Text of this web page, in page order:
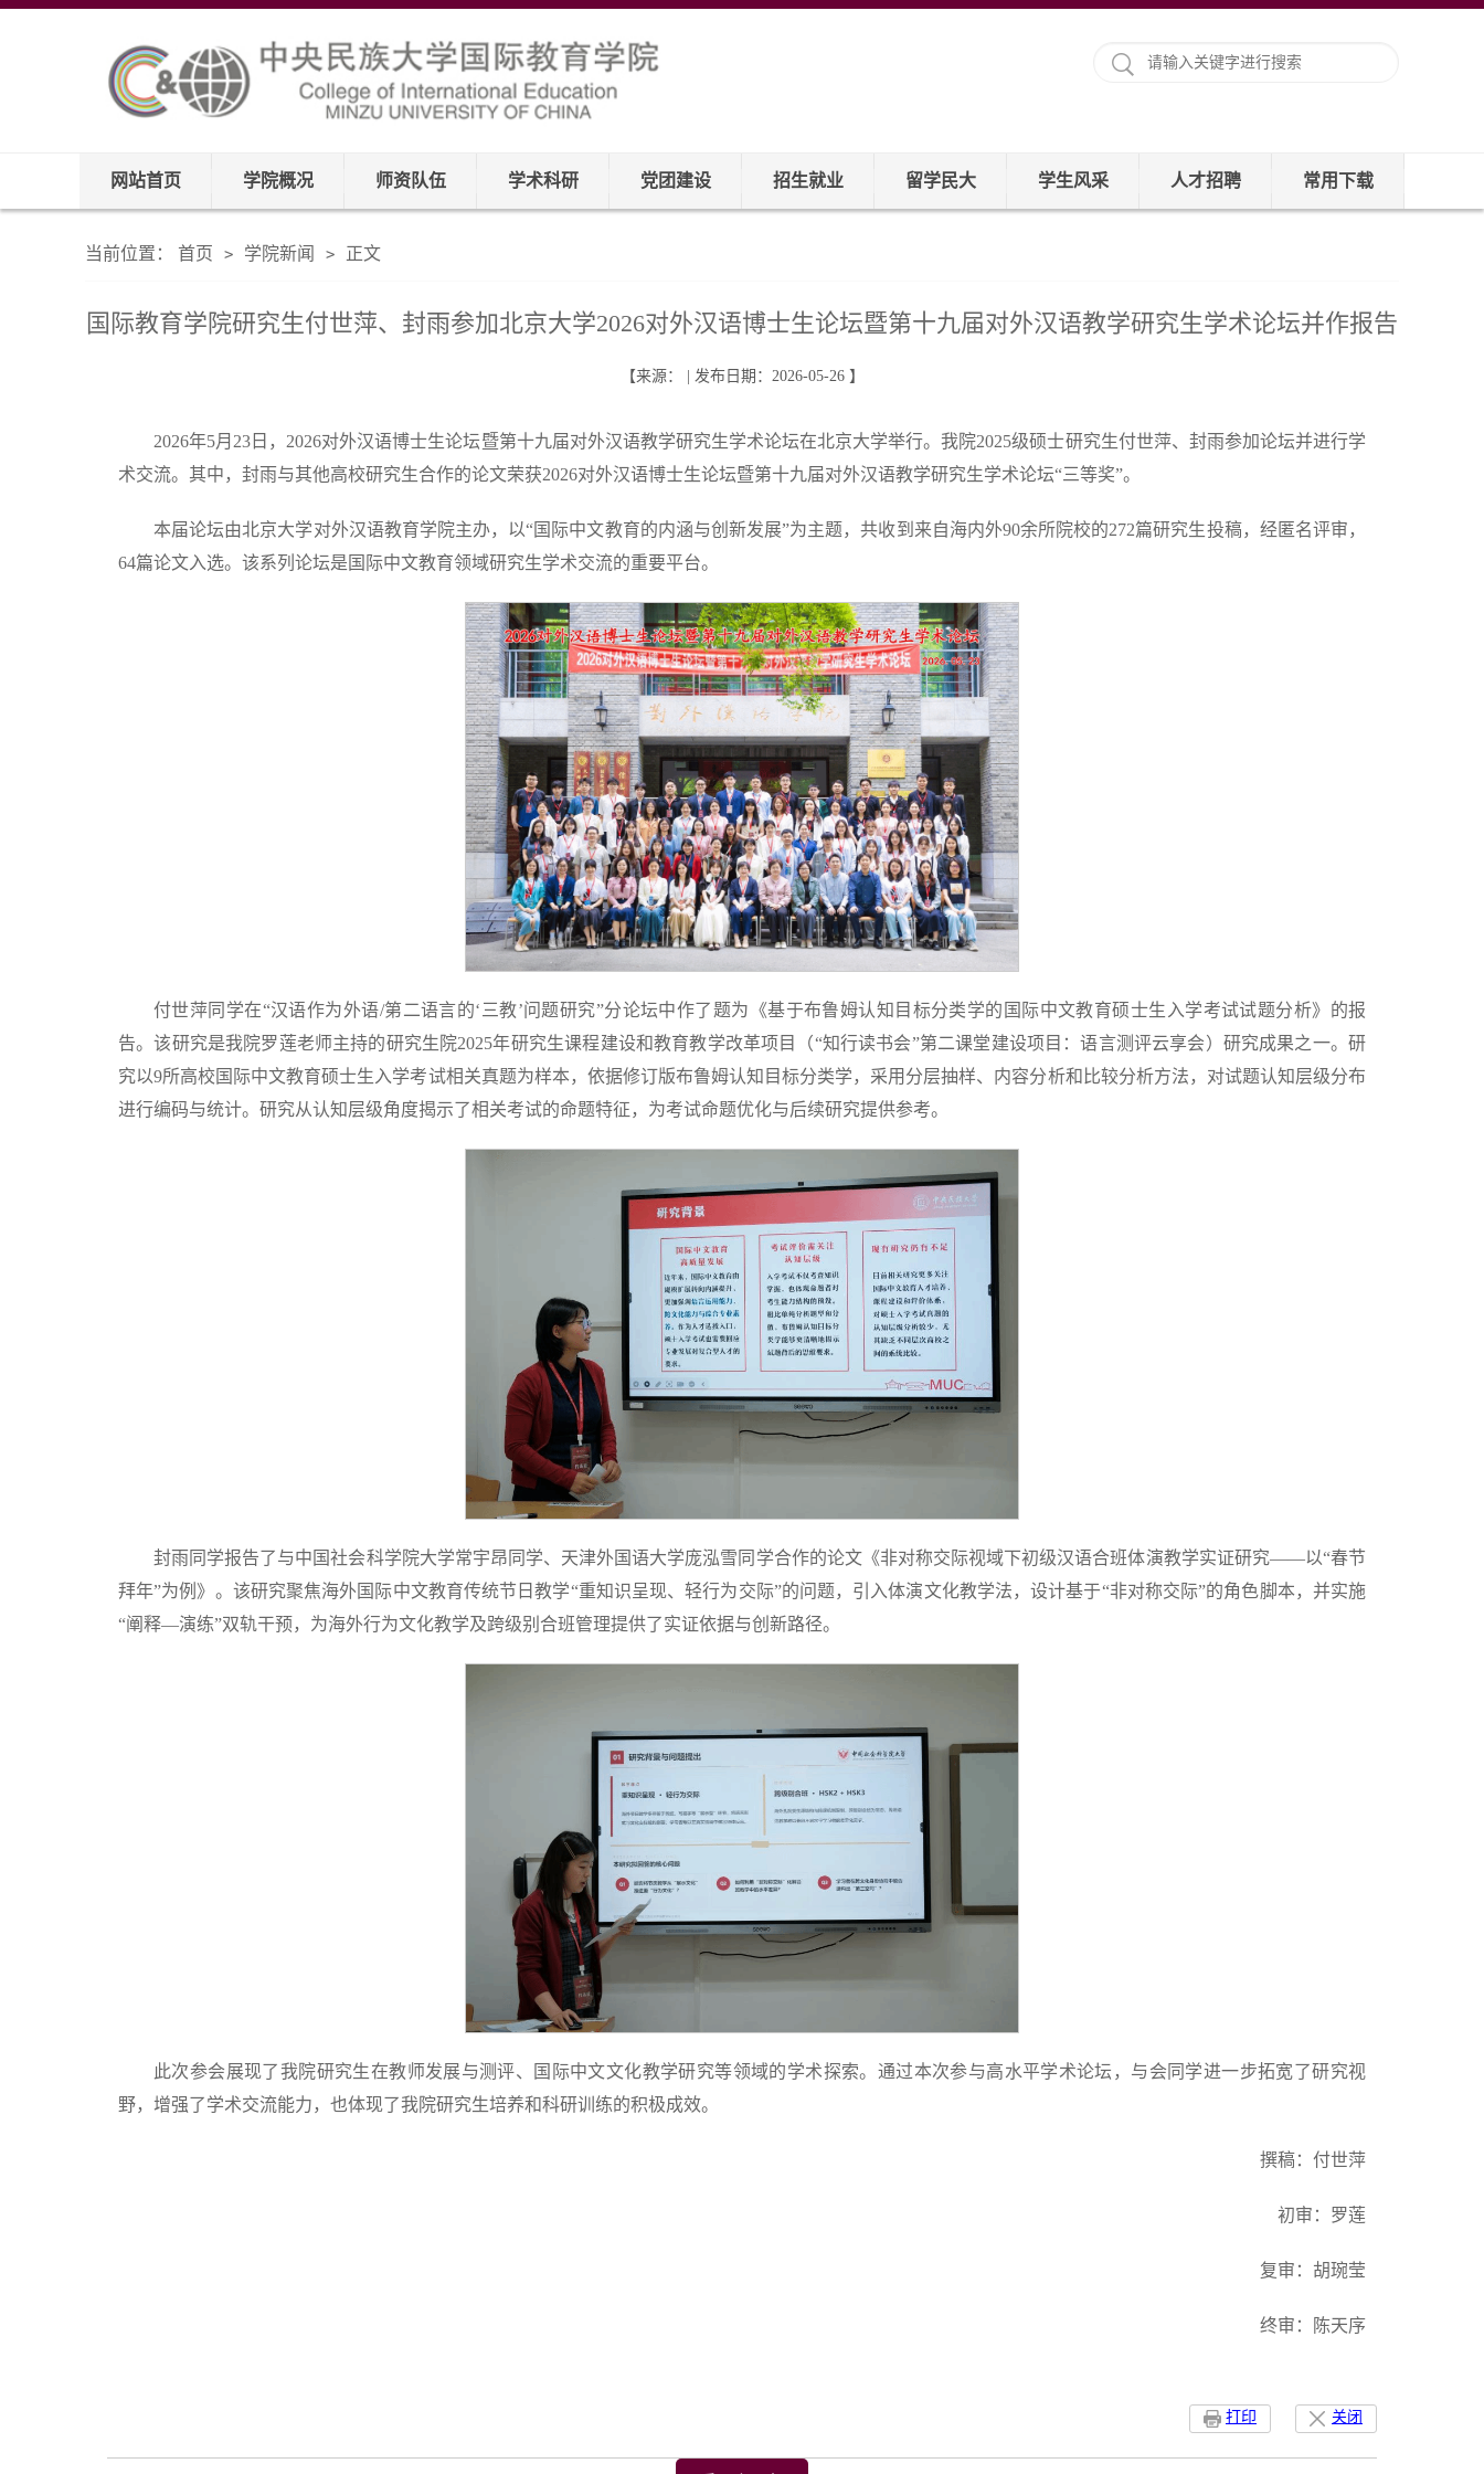
网站首页 学院概况 师资队伍 学术科研 党团建设 招生就业 留学民大 学生风采 人才招聘 常用下载
当前位置： 首页 > 学院新闻 > 正文
国际教育学院研究生付世萍、封雨参加北京大学2026对外汉语博士生论坛暨第十九届对外汉语教学研究生学术论坛并作报告
【来源： | 发布日期：2026-05-26 】
2026年5月23日，2026对外汉语博士生论坛暨第十九届对外汉语教学研究生学术论坛在北京大学举行。我院2025级硕士研究生付世萍、封雨参加论坛并进行学
术交流。其中，封雨与其他高校研究生合作的论文荣获2026对外汉语博士生论坛暨第十九届对外汉语教学研究生学术论坛“三等奖”。
本届论坛由北京大学对外汉语教育学院主办，以“国际中文教育的内涵与创新发展”为主题，共收到来自海内外90余所院校的272篇研究生投稿，经匿名评审，
64篇论文入选。该系列论坛是国际中文教育领域研究生学术交流的重要平台。
付世萍同学在“汉语作为外语/第二语言的‘三教’问题研究”分论坛中作了题为《基于布鲁姆认知目标分类学的国际中文教育硕士生入学考试试题分析》的报
告。该研究是我院罗莲老师主持的研究生院2025年研究生课程建设和教育教学改革项目（“知行读书会”第二课堂建设项目：语言测评云享会）研究成果之一。研
究以9所高校国际中文教育硕士生入学考试相关真题为样本，依据修订版布鲁姆认知目标分类学，采用分层抽样、内容分析和比较分析方法，对试题认知层级分布
进行编码与统计。研究从认知层级角度揭示了相关考试的命题特征，为考试命题优化与后续研究提供参考。
封雨同学报告了与中国社会科学院大学常宇昂同学、天津外国语大学庞泓雪同学合作的论文《非对称交际视域下初级汉语合班体演教学实证研究——以“春节
拜年”为例》。该研究聚焦海外国际中文教育传统节日教学“重知识呈现、轻行为交际”的问题，引入体演文化教学法，设计基于“非对称交际”的角色脚本，并实施
“阐释—演练”双轨干预，为海外行为文化教学及跨级别合班管理提供了实证依据与创新路径。
此次参会展现了我院研究生在教师发展与测评、国际中文文化教学研究等领域的学术探索。通过本次参与高水平学术论坛，与会同学进一步拓宽了研究视
野，增强了学术交流能力，也体现了我院研究生培养和科研训练的积极成效。
撰稿：付世萍
初审：罗莲
复审：胡琬莹
终审：陈天序
关闭
打印